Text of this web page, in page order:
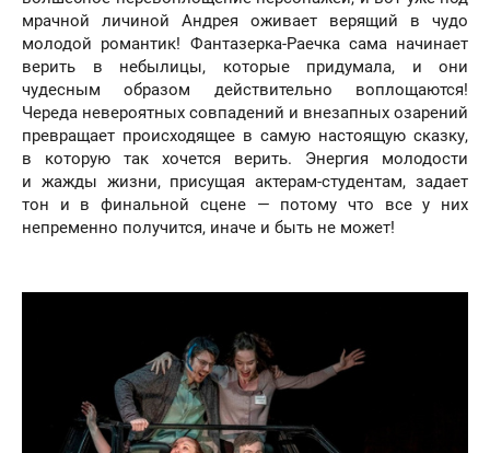
мрачной личиной Андрея оживает верящий в чудо
молодой романтик! Фантазерка-Раечка сама начинает
верить в небылицы, которые придумала, и они
чудесным образом действительно воплощаются!
Череда невероятных совпадений и внезапных озарений
превращает происходящее в самую настоящую сказку,
в которую так хочется верить. Энергия молодости
и жажды жизни, присущая актерам-студентам, задает
тон и в финальной сцене — потому что все у них
непременно получится, иначе и быть не может!